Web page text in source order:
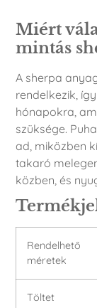
Miért
mintás
A sherpa
rendelkezik,
hónapokra,
szüksége.
ad, miközben
takaró
közben, és
Rendelhető
méretek
Töltet